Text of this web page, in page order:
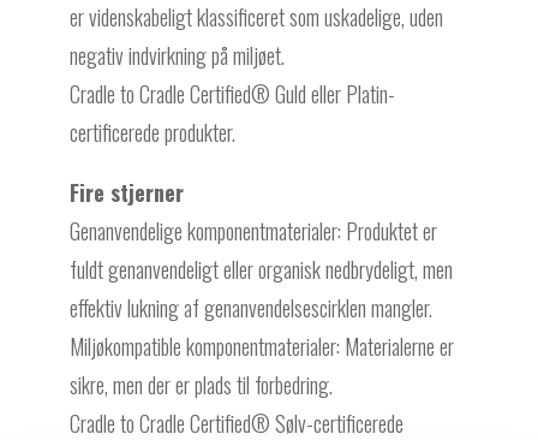
er videnskabeligt klassificeret som uskadelige, uden
negativ indvirkning på miljøet.
Cradle to Cradle Certified® Guld eller Platin-
certificerede produkter.
Fire stjerner
Genanvendelige komponentmaterialer: Produktet er
fuldt genanvendeligt eller organisk nedbrydeligt, men
effektiv lukning af genanvendelsescirklen mangler.
Miljøkompatible komponentmaterialer: Materialerne er
sikre, men der er plads til forbedring.
Cradle to Cradle Certified® Sølv-certificerede